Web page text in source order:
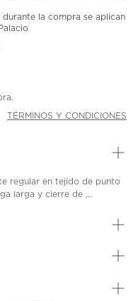
durante la compra se aplican
TÉRMINOS Y CONDICIONES
regular en tejido de punto
larga y cierre de ...